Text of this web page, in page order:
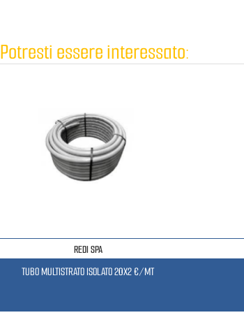
Potresti essere interessato:
REDI SPA
TUBO MULTISTRATO ISOLATO 20X2 €/MT